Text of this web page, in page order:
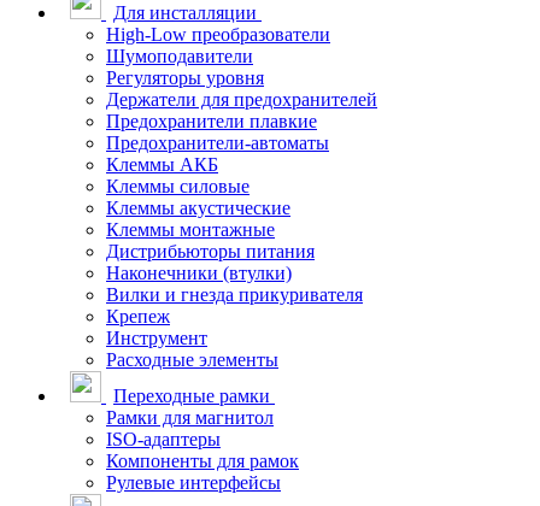
Для инсталляции
High-Low преобразователи
Шумоподавители
Регуляторы уровня
Держатели для предохранителей
Предохранители плавкие
Предохранители-автоматы
Клеммы АКБ
Клеммы силовые
Клеммы акустические
Клеммы монтажные
Дистрибьюторы питания
Наконечники (втулки)
Вилки и гнезда прикуривателя
Крепеж
Инструмент
Расходные элементы
Переходные рамки
Рамки для магнитол
ISO-адаптеры
Компоненты для рамок
Рулевые интерфейсы